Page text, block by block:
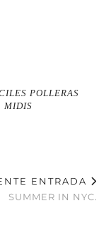
POLLERAS
MIDIS
ENTRADA
SUMMER IN NYC.